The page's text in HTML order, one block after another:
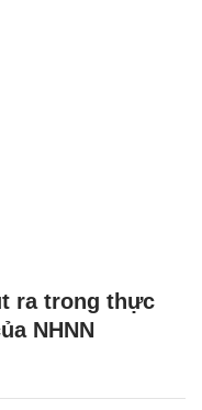
ra trong thực
NHNN